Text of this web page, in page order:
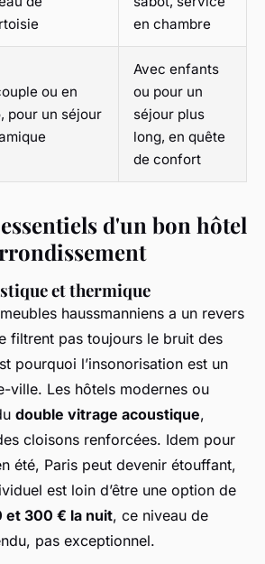
en chambre
ou en
pour un séjour
Avec enfants
ou pour un
séjour plus
long, en quête
de confort
d'un bon hôtel
et thermique
haussmanniens a un revers
filtrent pas toujours le bruit des
pourquoi l’insonorisation est un
ville. Les hôtels modernes ou
double vitrage acoustique,
cloisons renforcées. Idem pour
été, Paris peut devenir étouffant,
est loin d’être une option de
et 300 € la nuit, ce niveau de
pas exceptionnel.